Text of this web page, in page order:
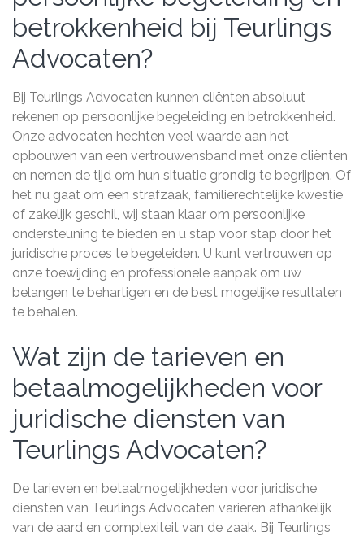
betrokkenheid bij Teurlings
Advocaten?
Bij Teurlings Advocaten kunnen cliënten absoluut
rekenen op persoonlijke begeleiding en betrokkenheid.
Onze advocaten hechten veel waarde aan het
opbouwen van een vertrouwensband met onze cliënten
en nemen de tijd om hun situatie grondig te begrijpen. Of
het nu gaat om een strafzaak, familierechtelijke kwestie
of zakelijk geschil, wij staan klaar om persoonlijke
ondersteuning te bieden en u stap voor stap door het
juridische proces te begeleiden. U kunt vertrouwen op
onze toewijding en professionele aanpak om uw
belangen te behartigen en de best mogelijke resultaten
te behalen.
Wat zijn de tarieven en
betaalmogelijkheden voor
juridische diensten van
Teurlings Advocaten?
De tarieven en betaalmogelijkheden voor juridische
diensten van Teurlings Advocaten variëren afhankelijk
van de aard en complexiteit van de zaak. Bij Teurlings